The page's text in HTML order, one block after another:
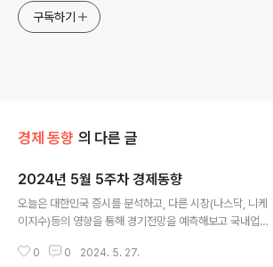
구독하기
경제 동향 의 다른 글
2024년 5월 5주차 경제동향
오늘은 대한민국 증시를 분석하고, 다른 시장(나스닥, 니케
이지수)등의 영향을 통해 경기전망을 예측해보고 국내업종
NSADAQ,니케이225)이번주 (1년치 데이터) KOSPI 종
0 0 2024. 5. 27.